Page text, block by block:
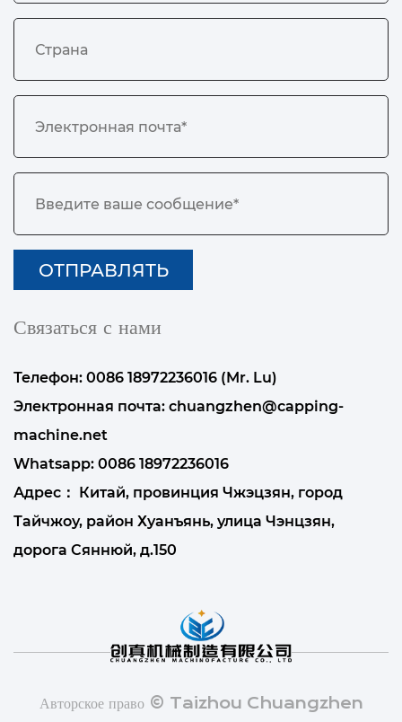
Связаться с нами
Телефон: 0086 18972236016 (Mr. Lu)
Электронная почта: chuangzhen@capping-
machine.net
Whatsapp: 0086 18972236016
Адрес： Китай, провинция Чжэцзян, город
Тайчжоу, район Хуанъянь, улица Чэнцзян,
дорога Сяннюй, д.150
Авторское право © Taizhou Chuangzhen